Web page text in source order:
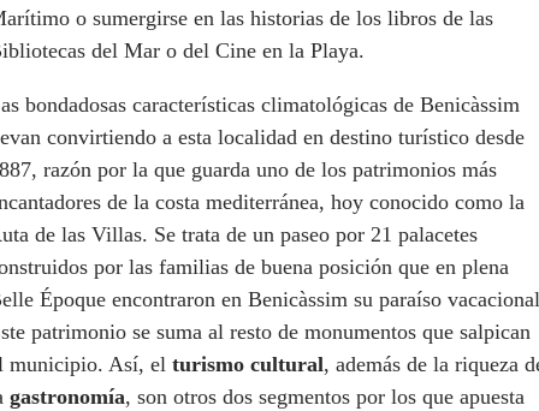
o sumergirse en las historias de los libros de las
del Mar o del Cine en la Playa.
bondadosas características climatológicas de Benicàssim
convirtiendo a esta localidad en destino turístico desde
razón por la que guarda uno de los patrimonios más
de la costa mediterránea, hoy conocido como la
de las Villas. Se trata de un paseo por 21 palacetes
por las familias de buena posición que en plena
Époque encontraron en Benicàssim su paraíso
patrimonio se suma al resto de monumentos que salpican
municipio. Así, el turismo cultural, además de la riqueza
gastronomía, son otros dos segmentos por los que apuesta